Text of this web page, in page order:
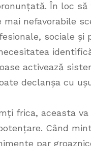
În loc
mai nefavorabile
sociale
activează
declanșa cu
frica, aceasta
Când
par